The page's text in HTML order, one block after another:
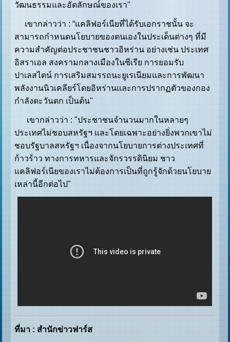
วัฒนธรรมและอัตลักษณ์ของเรา"
เขากล่าวว่า : “แคลิฟอร์เนียที่ได้รับเอกราชนั้น จะ
สามารถกำหนดนโยบายของตนเองในประเด็นต่างๆ ที่มี
ความสำคัญต่อประชาชนชาวอิหร่าน อย่างเช่น ประเทศ
อิสราเอล สงครามกลางเมืองในซีเรีย การยอมรับ
ปาเลสไตน์ การเสริมสมรรถนะยูเรเนียมและการพัฒนา
พลังงานนิวเคลียร์โดยอิหร่านและการปรากฏตัวของกอง
กำลังตะวันตก เป็นต้น"
เขากล่าวว่า : "ประชาชนจำนวนมากในหลายๆ
ประเทศไม่ชอบสหรัฐฯ และโดยเฉพาะอย่างยิ่งพวกเขาไม่
ชอบรัฐบาลสหรัฐฯ เนื่องจากนโยบายการต่างประเทศที่
ก้าวร้าว ทางการทหารและจักรวรรดินิยม ชาว
แคลิฟอร์เนียของเราไม่ต้องการเป็นที่ถูกรู้จักด้วยนโยบาย
เหล่านี้อีกต่อไป"
ที่มา : สำนักข่าวฟาร์ส